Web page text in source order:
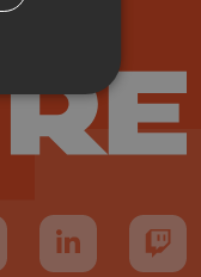
TikTok
nous sur YouTube
Suivez-nous